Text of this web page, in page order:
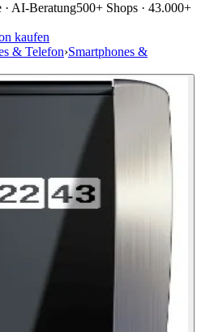
· AI-Beratung500+ Shops · 43.000+
kaufen
& Telefon›Smartphones &